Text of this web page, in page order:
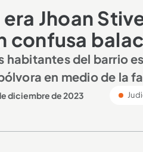
era Jhoan
confusa
habitantes del barrio
en medio de la
diciembre de 2023